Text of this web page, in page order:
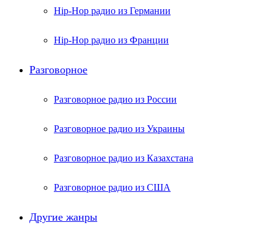
Hip-Hop радио из Германии
Hip-Hop радио из Франции
Разговорное
Разговорное радио из России
Разговорное радио из Украины
Разговорное радио из Казахстана
Разговорное радио из США
Другие жанры